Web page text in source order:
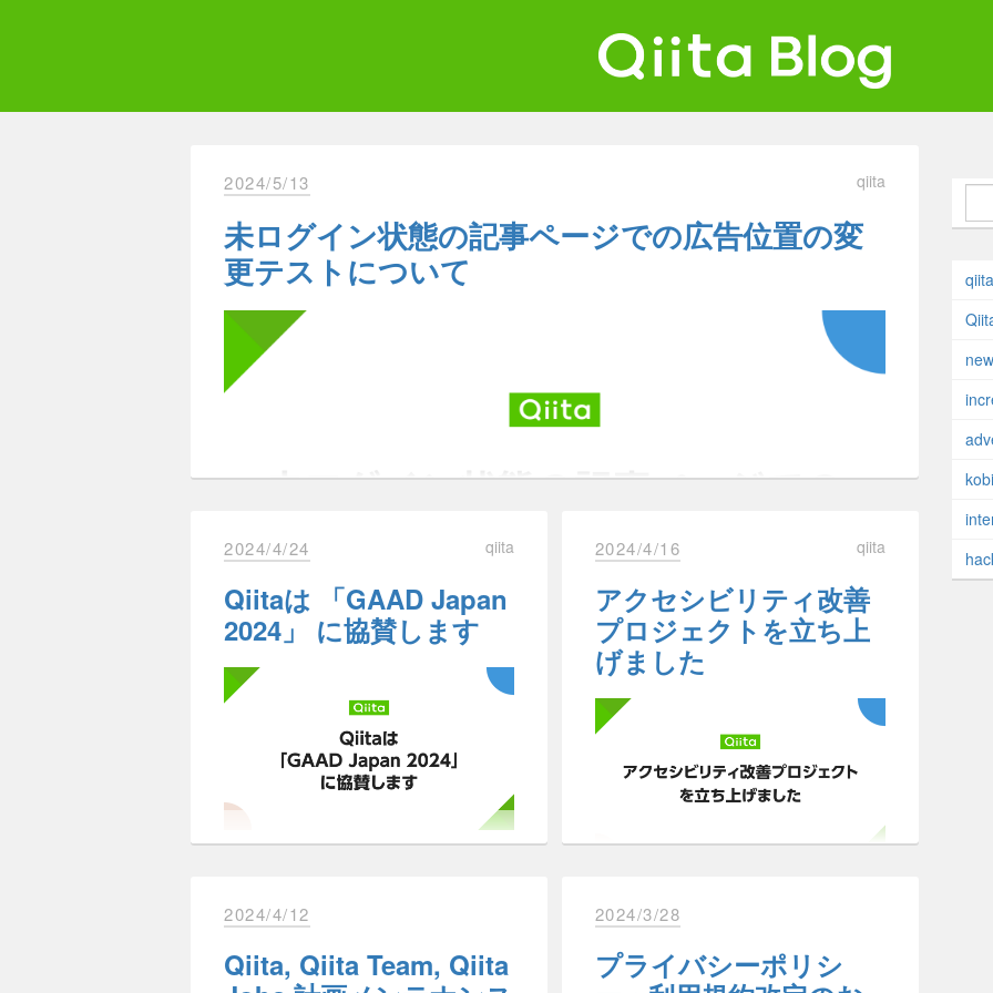
2024/5/13 qiita
未ログイン状態の記事ページでの広告位置の変
更テストについて
こんにちは、Qiita運営です。
今回は、5月20日から実施する「
未ログイン状態のユーザーさま向けの広告位置の変更テ
」についてお知らせいたします。
5月20日より、一部の未ログインユーザーの記事ページでの広告表示位置を、現在表
示されている記事の下部から記事の上部に変更します
変更の目的
2024/4/24 qiita
Qiitaは 「GAAD Japan
2024」 に協賛します
Qiita は 2024年5月16日（木）にオンラ
インで開催されるGAAD Japan 2024に
協賛することをお知らせいたします。
2024/4/16 qiita
アクセシビリティ改善
プロジェクトを立ち上
げました
はじめに
2024/4/12
Qiita, Qiita Team, Qiita
2024/3/28
プライバシーポリシ